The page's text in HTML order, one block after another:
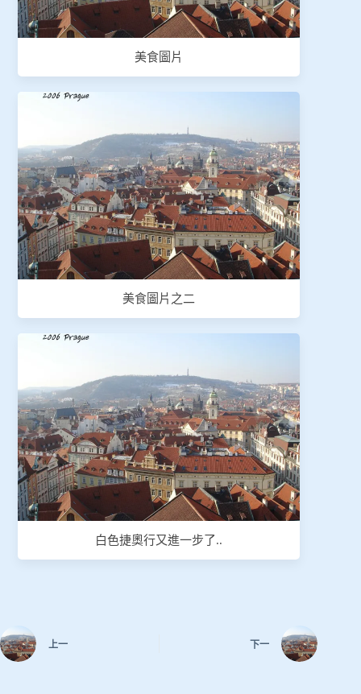
美食圖片
美食圖片之二
白色捷奧行又進一步了..
上一 下一